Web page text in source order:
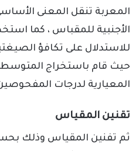
المعربة تنقل المعنى
الأجنبية للمقباس ، كما
للاستدلال على تكافؤ
حيث قام باستخراج
المعيارية لدرجات
تقنين المقياس
ثم تفنين المقياس وذلك